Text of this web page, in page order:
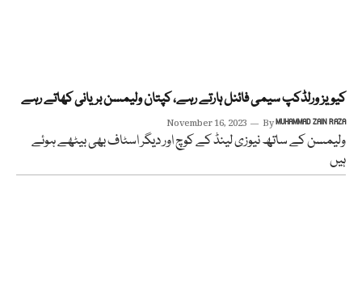
کیویز ورلڈکپ سیمی فائنل ہارتے رہے، کپتان ولیمسن بریانی کھاتے رہے
November 16, 2023 ByMUHAMMAD ZAIN RAZA
ولیمسن کے ساتھ نیوزی لینڈ کے کوچ اور دیگر اسٹاف بھی بیٹھے ہوئے
ہیں